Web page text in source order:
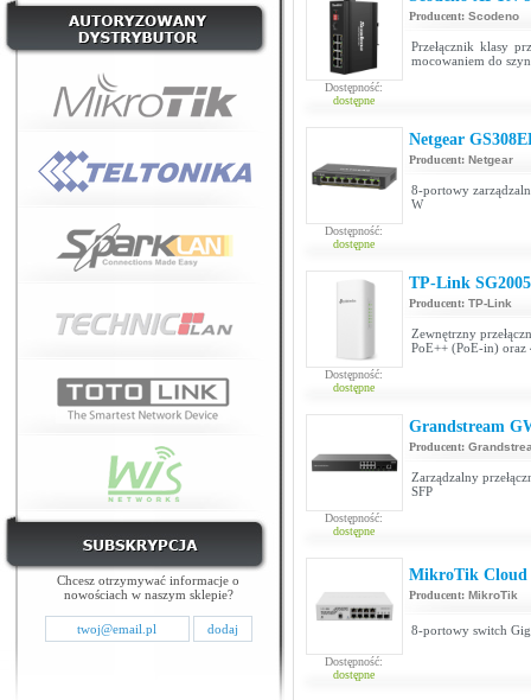
Chcesz otrzymywać informacje o
nowościach w naszym sklepie?
Dostępność:
dostępne
Producent: Scodeno
Przełącznik klasy
mocowaniem do
Dostępność:
dostępne
Netgear
Producent: Netgear
8-portowy
W
Dostępność:
dostępne
TP-Link
Producent: TP-Link
Zewnętrzny
PoE++ (PoE-in)
Dostępność:
dostępne
Grandstream
Producent:
Zarządzalny
SFP
Dostępność:
dostępne
MikroTik Cloud
Producent: MikroTik
8-portowy switch